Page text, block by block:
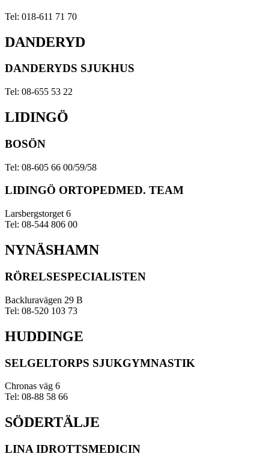
Tel: 018-611 71 70
DANDERYD
DANDERYDS SJUKHUS
Tel: 08-655 53 22
LIDINGÖ
BOSÖN
Tel: 08-605 66 00/59/58
LIDINGÖ ORTOPEDMED. TEAM
Larsbergstorget 6
Tel: 08-544 806 00
NYNÄSHAMN
RÖRELSESPECIALISTEN
Backluravägen 29 B
Tel: 08-520 103 73
HUDDINGE
SELGELTORPS SJUKGYMNASTIK
Chronas väg 6
Tel: 08-88 58 66
SÖDERTÄLJE
LINA IDROTTSMEDICIN